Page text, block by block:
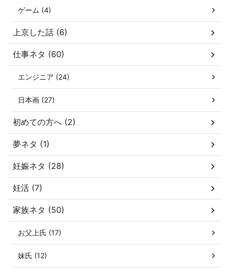
ゲーム (4)
上京した話 (6)
仕事ネタ (60)
エンジニア (24)
日本画 (27)
初めての方へ (2)
夢ネタ (1)
妊娠ネタ (28)
妊活 (7)
家族ネタ (50)
お父上氏 (17)
妹氏 (12)